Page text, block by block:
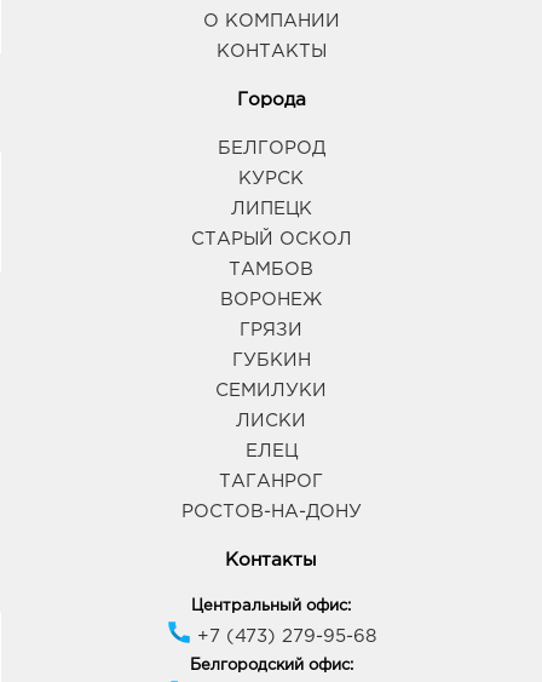
О КОМПАНИИ
КОНТАКТЫ
Города
БЕЛГОРОД
КУРСК
ЛИПЕЦК
СТАРЫЙ ОСКОЛ
ТАМБОВ
ВОРОНЕЖ
ГРЯЗИ
ГУБКИН
СЕМИЛУКИ
ЛИСКИ
ЕЛЕЦ
ТАГАНРОГ
РОСТОВ-НА-ДОНУ
Контакты
Центральный офис:
+7 (473) 279-95-68
Белгородский офис: